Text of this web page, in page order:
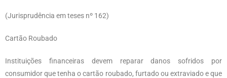
(Jurisprudência em teses nº 162)
Cartão Roubado
Instituições financeiras devem reparar danos sofridos por
consumidor que tenha o cartão roubado, furtado ou extraviado e que